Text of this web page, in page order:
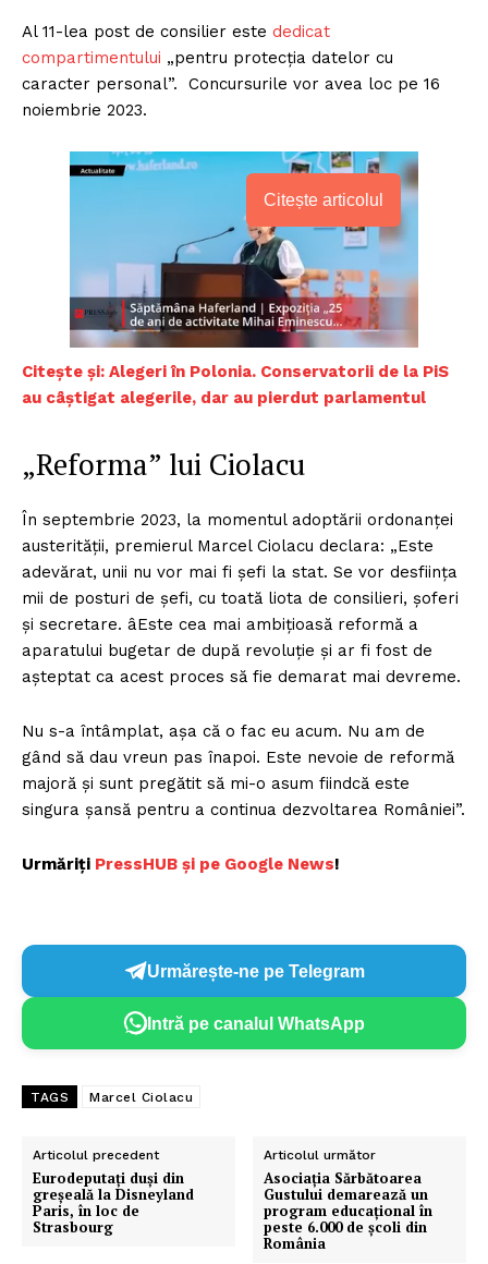
Al 11-lea post de consilier este dedicat
compartimentului „pentru protecția datelor cu
caracter personal”. Concursurile vor avea loc pe 16
noiembrie 2023.
Citește articolul
Citește și: Alegeri în Polonia. Conservatorii de la PiS
au câștigat alegerile, dar au pierdut parlamentul
„Reforma” lui Ciolacu
În septembrie 2023, la momentul adoptării ordonanței
austerității, premierul Marcel Ciolacu declara: „Este
adevărat, unii nu vor mai fi șefi la stat. Se vor desființa
mii de posturi de șefi, cu toată liota de consilieri, șoferi
și secretare. âEste cea mai ambițioasă reformă a
aparatului bugetar de după revoluție și ar fi fost de
așteptat ca acest proces să fie demarat mai devreme.
Nu s-a întâmplat, așa că o fac eu acum. Nu am de
gând să dau vreun pas înapoi. Este nevoie de reformă
majoră și sunt pregătit să mi-o asum fiindcă este
singura șansă pentru a continua dezvoltarea României”.
Urmăriți PressHUB și pe Google News!
Urmărește-ne pe Telegram
Intră pe canalul WhatsApp
TAGS Marcel Ciolacu
Articolul precedent
Eurodeputați duși din
greșeală la Disneyland
Paris, în loc de
Strasbourg
Articolul următor
Asociația Sărbătoarea
Gustului demarează un
program educațional în
peste 6.000 de școli din
România